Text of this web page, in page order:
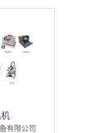
有限公司